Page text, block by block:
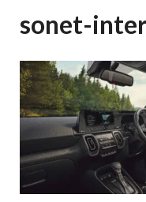
sonet-